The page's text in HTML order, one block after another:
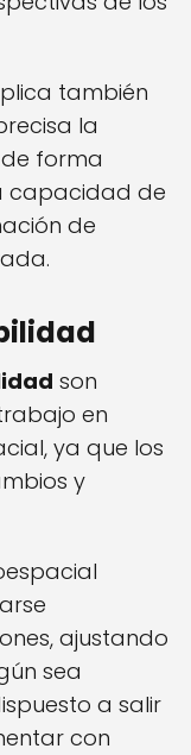
también
la
forma
capacidad de
de
son
en
ya que los
y
ajustando
sea
a salir
con